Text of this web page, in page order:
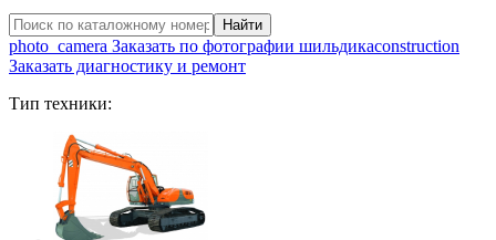
photo_camera Заказать по фотографии шильдикаconstruction
Заказать диагностику и ремонт
Тип техники: